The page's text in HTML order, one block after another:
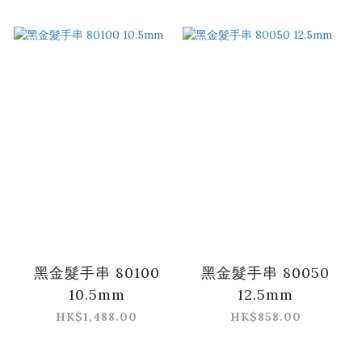
黑金髮手串 80100
10.5mm
HK$1,488.00
黑金髮手串 80050
12.5mm
HK$858.00